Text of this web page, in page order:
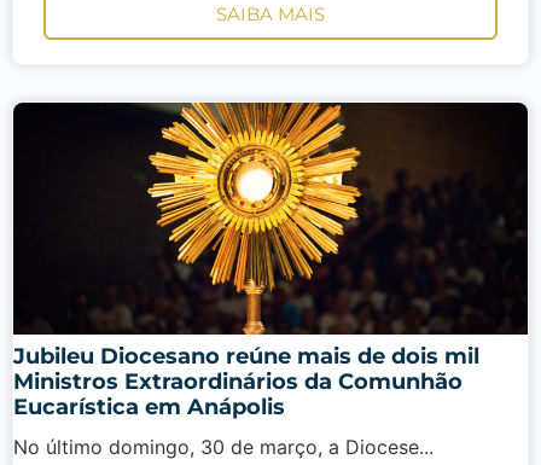
SAIBA MAIS
Jubileu Diocesano reúne mais de dois mil
Ministros Extraordinários da Comunhão
Eucarística em Anápolis
No último domingo, 30 de março, a Diocese...